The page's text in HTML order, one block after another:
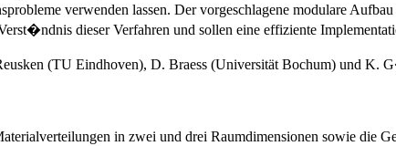
verwenden lassen. Der vorgeschlagene modulare
dieser Verfahren und sollen eine effiziente
(TU Eindhoven), D. Braess (Universität Bochum) und
in zwei und drei Raumdimensionen sowie die